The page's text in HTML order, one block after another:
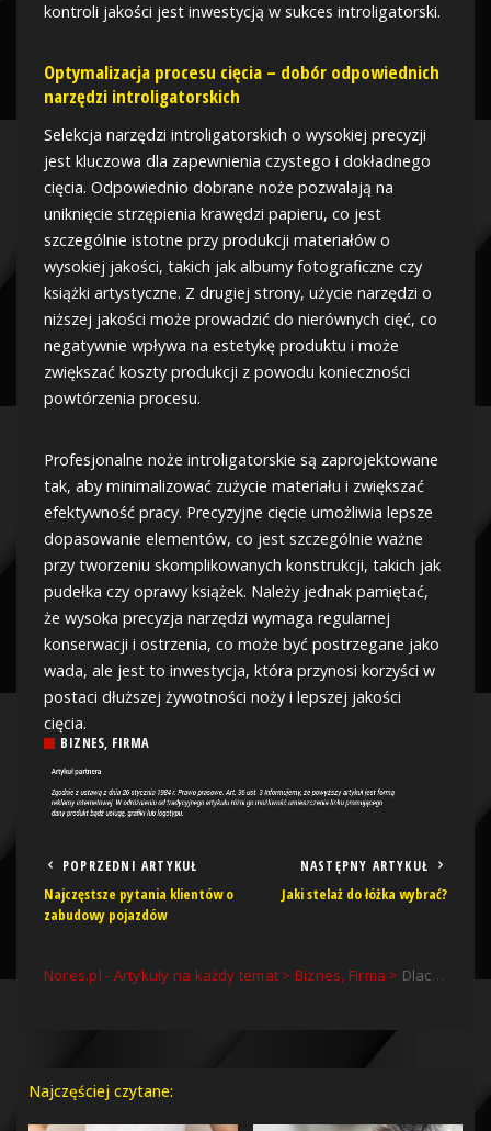
kontroli jakości jest inwestycją w sukces introligatorski.
Optymalizacja procesu cięcia – dobór odpowiednich
narzędzi introligatorskich
Selekcja narzędzi introligatorskich o wysokiej precyzji
jest kluczowa dla zapewnienia czystego i dokładnego
cięcia. Odpowiednio dobrane noże pozwalają na
uniknięcie strzępienia krawędzi papieru, co jest
szczególnie istotne przy produkcji materiałów o
wysokiej jakości, takich jak albumy fotograficzne czy
książki artystyczne. Z drugiej strony, użycie narzędzi o
niższej jakości może prowadzić do nierównych cięć, co
negatywnie wpływa na estetykę produktu i może
zwiększać koszty produkcji z powodu konieczności
powtórzenia procesu.
Profesjonalne noże introligatorskie są zaprojektowane
tak, aby minimalizować zużycie materiału i zwiększać
efektywność pracy. Precyzyjne cięcie umożliwia lepsze
dopasowanie elementów, co jest szczególnie ważne
przy tworzeniu skomplikowanych konstrukcji, takich jak
pudełka czy oprawy książek. Należy jednak pamiętać,
że wysoka precyzja narzędzi wymaga regularnej
konserwacji i ostrzenia, co może być postrzegane jako
wada, ale jest to inwestycja, która przynosi korzyści w
postaci dłuższej żywotności noży i lepszej jakości
cięcia.
BIZNES, FIRMA
POPRZEDNI ARTYKUŁ
Najczęstsze pytania klientów o
zabudowy pojazdów
NASTĘPNY ARTYKUŁ
Jaki stelaż do łóżka wybrać?
Nores.pl - Artykuły na każdy temat > Biznes, Firma > Dlaczego precyzja jest tak ważna w nożach do introligatorstwa? Jak wpływa to na końcowy produkt?
Najczęściej czytane: